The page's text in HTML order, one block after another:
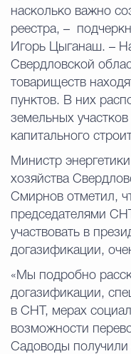
насколько важно
реестра, –
Игорь Цыганаш. –
Свердловской
товариществ
пунктов. В них
земельных
капитального
Министр
хозяйства
Смирнов отметил,
председателями
участвовать в
догазификации,
«Мы подробно
догазификации,
в СНТ, мерах
возможности
Садоводы получили